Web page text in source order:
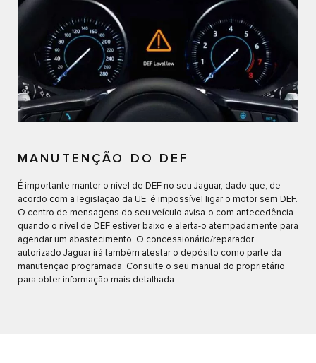
MANUTENÇÃO DO DEF
É importante manter o nível de DEF no seu Jaguar, dado que, de
acordo com a legislação da UE, é impossível ligar o motor sem DEF.
O centro de mensagens do seu veículo avisa-o com antecedência
quando o nível de DEF estiver baixo e alerta-o atempadamente para
agendar um abastecimento. O concessionário/reparador
autorizado Jaguar irá também atestar o depósito como parte da
manutenção programada. Consulte o seu manual do proprietário
para obter informação mais detalhada.